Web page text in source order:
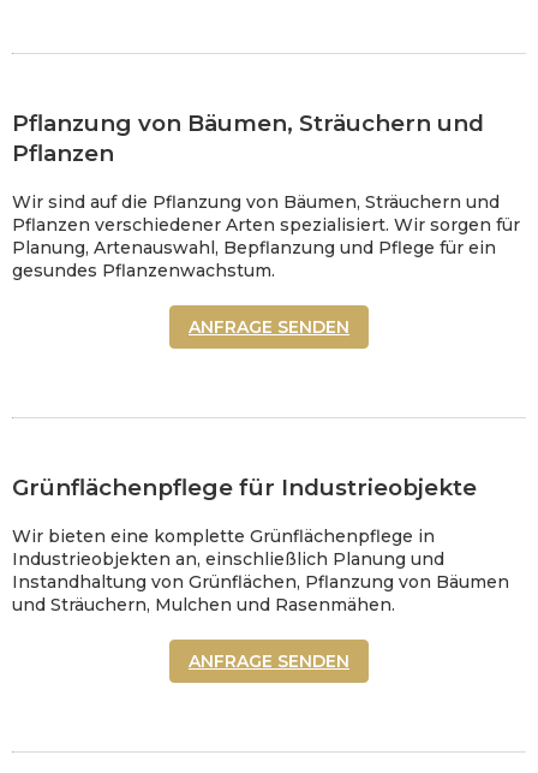
Pflanzung von Bäumen, Sträuchern und
Pflanzen
Wir sind auf die Pflanzung von Bäumen, Sträuchern und
Pflanzen verschiedener Arten spezialisiert. Wir sorgen für
Planung, Artenauswahl, Bepflanzung und Pflege für ein
gesundes Pflanzenwachstum.
ANFRAGE SENDEN
Grünflächenpflege für Industrieobjekte
Wir bieten eine komplette Grünflächenpflege in
Industrieobjekten an, einschließlich Planung und
Instandhaltung von Grünflächen, Pflanzung von Bäumen
und Sträuchern, Mulchen und Rasenmähen.
ANFRAGE SENDEN